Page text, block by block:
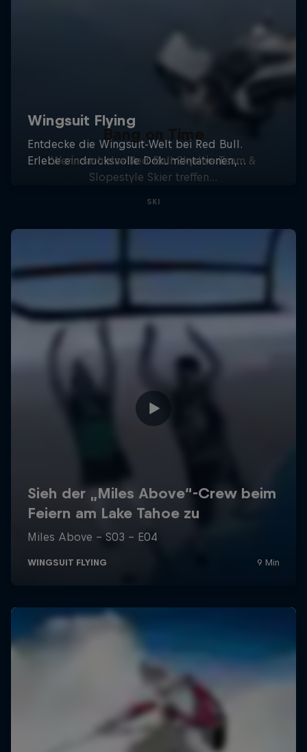
Bang on Time
Wenn sich das Red Bull Skydive Team &
Slopestyle Skier treffen...
SKI